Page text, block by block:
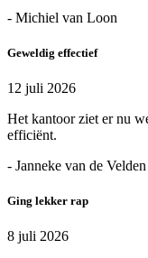
- Michiel van Loon
Geweldig effectief
12 juli 2026
Het kantoor ziet er nu
efficiënt.
- Janneke van de Velden
Ging lekker rap
8 juli 2026